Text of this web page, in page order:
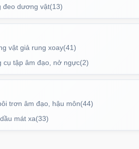
đeo dương vật(13)
vật giả rung xoay(41)
cụ tập âm đạo, nở ngực(2)
trơn âm đạo, hậu môn(44)
mát xa(33)